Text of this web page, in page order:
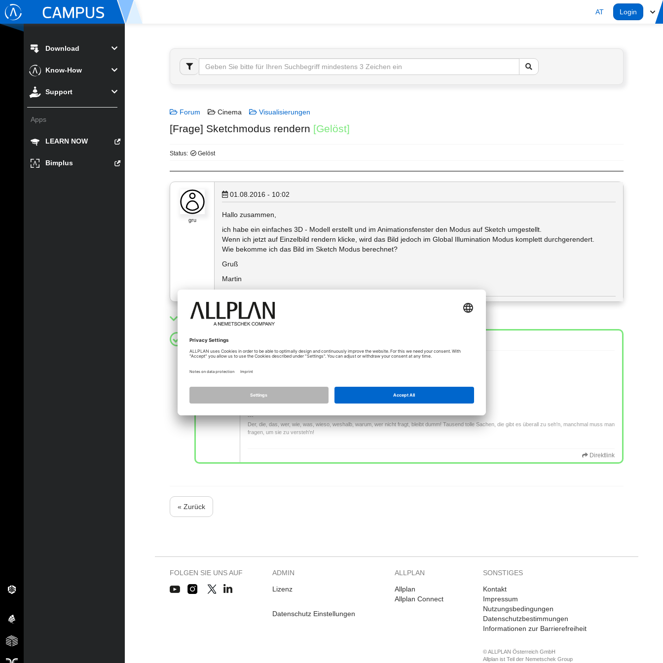
AT Login
Download
Know-How
Support
Apps
LEARN NOW
Bimplus
Forum Cinema Visualisierungen
[Frage] Sketchmodus rendern [Gelöst]
Status: Gelöst
gru
01.08.2016 - 10:02
Hallo zusammen,
ich habe ein einfaches 3D - Modell erstellt und im Animationsfenster den Modus auf Sketch umgestellt.
Wenn ich jetzt auf Einzelbild rendern klicke, wird das Bild jedoch im Global Illumination Modus komplett durchgerendert.
Wie bekomme ich das Bild im Sketch Modus berechnet?
Gruß
Martin
Lösung anzeigen
gruß
dennis
Der, die, das, wer, wie, was, wieso, weshalb, warum, wer nicht fragt, bleibt dumm! Tausend tolle Sachen, die gibt es überall zu seh'n, manchmal muss man
fragen, um sie zu versteh'n!
Direktlink
« Zurück
FOLGEN SIE UNS AUF ADMIN
Lizenz
Datenschutz Einstellungen
ALLPLAN
Allplan
Allplan Connect
SONSTIGES
Kontakt
Impressum
Nutzungsbedingungen
Datenschutzbestimmungen
Informationen zur Barrierefreiheit
© ALLPLAN Österreich GmbH
Allplan ist Teil der Nemetschek Group